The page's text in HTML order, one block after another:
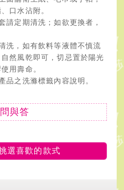
口水沾附。
請定期清洗；如欲更換者，
洗，如有飲料等液體不慎流
然風乾即可，切忌置於陽光
用壽命。
品之洗滌標籤內容說明。
問與答
選喜歡的款式